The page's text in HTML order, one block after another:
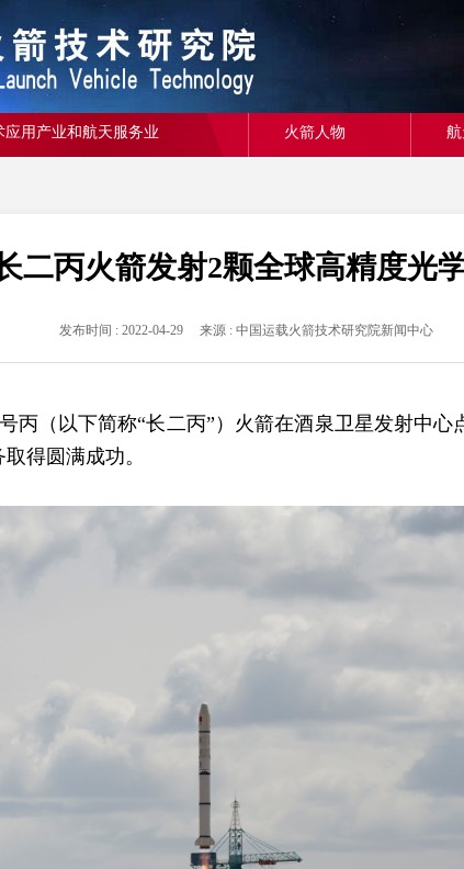
应用产业和航天服务业 火箭人物
二丙火箭发射2颗全球高精度光
发布时间 : 2022-04-29 来源 : 中国运载火箭技术研究院新闻中心
（以下简称“长二丙”）火箭在酒泉卫星发射中心
得圆满成功。